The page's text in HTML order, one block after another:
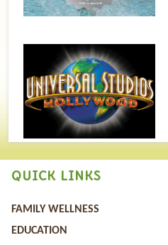
QUICK LINKS
FAMILY WELLNESS
EDUCATION